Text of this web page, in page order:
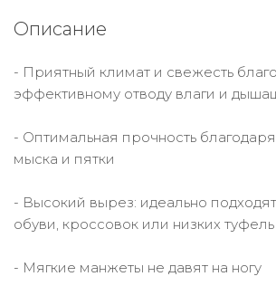
Описание
- Приятный климат и свежесть
эффективному отводу влаги и
- Оптимальная прочность
мыска и пятки
- Высокий вырез: идеально
обуви, кроссовок или низких туфель
- Мягкие манжеты не давят на ногу